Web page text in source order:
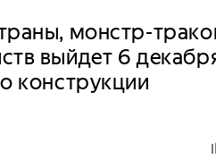
монстр-
выйдет 6
конструкции